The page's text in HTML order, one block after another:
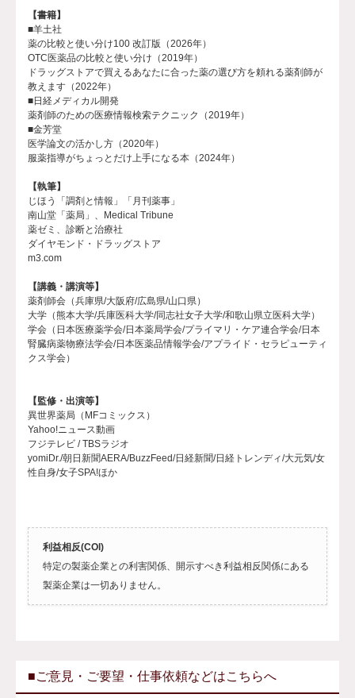
【書籍】
■羊土社
薬の比較と使い分け100 改訂版（2026年）
OTC医薬品の比較と使い分け（2019年）
ドラッグストアで買えるあなたに合った薬の選び方を頼れる薬剤師が
教えます（2022年）
■日経メディカル開発
薬剤師のための医療情報検索テクニック（2019年）
■金芳堂
医学論文の活かし方（2020年）
服薬指導がちょっとだけ上手になる本（2024年）
【執筆】
じほう「調剤と情報」「月刊薬事」
南山堂「薬局」、Medical Tribune
薬ゼミ、診断と治療社
ダイヤモンド・ドラッグストア
m3.com
【講義・講演等】
薬剤師会（兵庫県/大阪府/広島県/山口県）
大学（熊本大学/兵庫医科大学/同志社女子大学/和歌山県立医科大学）
学会（日本医療薬学会/日本薬局学会/プライマリ・ケア連合学会/日本
腎臓病薬物療法学会/日本医薬品情報学会/アプライド・セラピューティ
クス学会）
【監修・出演等】
異世界薬局（MFコミックス）
Yahoo!ニュース動画
フジテレビ / TBSラジオ
yomiDr./朝日新聞AERA/BuzzFeed/日経新聞/日経トレンディ/大元気/女
性自身/女子SPA!ほか
利益相反(COI)
特定の製薬企業との利害関係、開示すべき利益相反関係にある
製薬企業は一切ありません。
■ご意見・ご要望・仕事依頼などはこちらへ